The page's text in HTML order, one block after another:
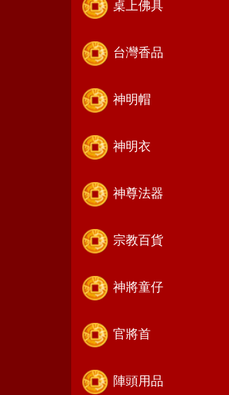
桌上佛具
台灣香品
神明帽
神明衣
神尊法器
宗教百貨
神將童仔
官將首
陣頭用品